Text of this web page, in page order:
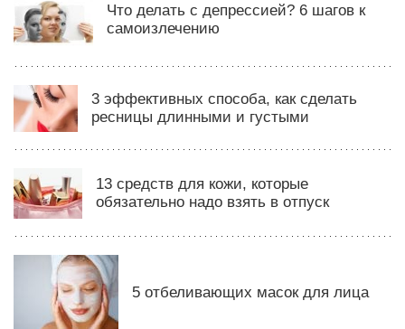
Что делать с депрессией? 6 шагов к
самоизлечению
3 эффективных способа, как сделать
ресницы длинными и густыми
13 средств для кожи, которые
обязательно надо взять в отпуск
5 отбеливающих масок для лица